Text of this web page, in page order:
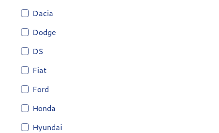
Dacia
Dodge
DS
Fiat
Ford
Honda
Hyundai